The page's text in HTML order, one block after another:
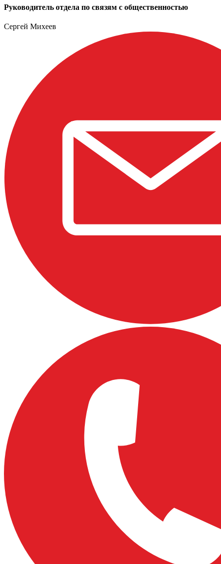
Руководитель отдела по связям с общественностью
Сергей Михеев